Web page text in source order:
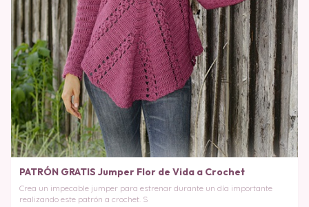
PATRÓN GRATIS Jumper Flor de Vida a Crochet
Crea un impecable jumper para estrenar durante un día importante
realizando este patrón a crochet. S